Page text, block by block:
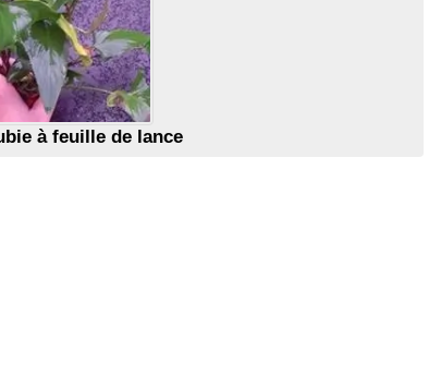
à feuille de lance